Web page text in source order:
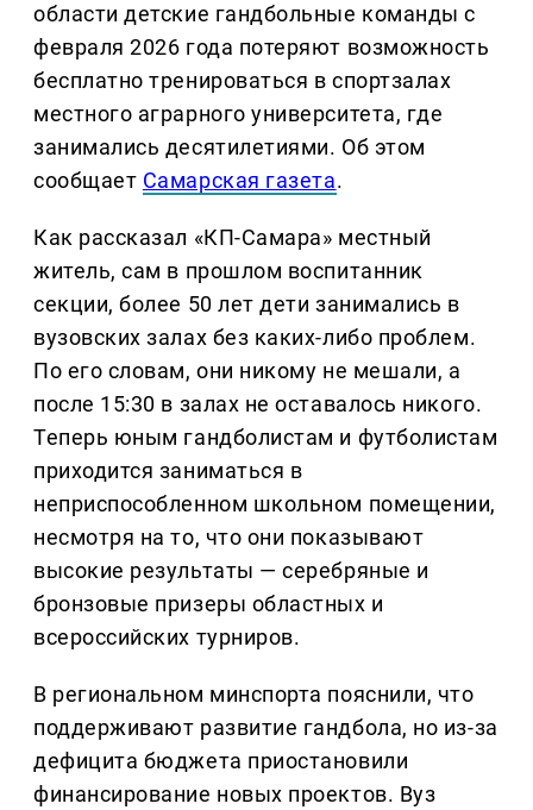
области детские гандбольные команды с
февраля 2026 года потеряют возможность
бесплатно тренироваться в спортзалах
местного аграрного университета, где
занимались десятилетиями. Об этом
сообщает Самарская газета.
Как рассказал «КП-Самара» местный
житель, сам в прошлом воспитанник
секции, более 50 лет дети занимались в
вузовских залах без каких-либо проблем.
По его словам, они никому не мешали, а
после 15:30 в залах не оставалось никого.
Теперь юным гандболистам и футболистам
приходится заниматься в
неприспособленном школьном помещении,
несмотря на то, что они показывают
высокие результаты — серебряные и
бронзовые призеры областных и
всероссийских турниров.
В региональном минспорта пояснили, что
поддерживают развитие гандбола, но из-за
дефицита бюджета приостановили
финансирование новых проектов. Вуз